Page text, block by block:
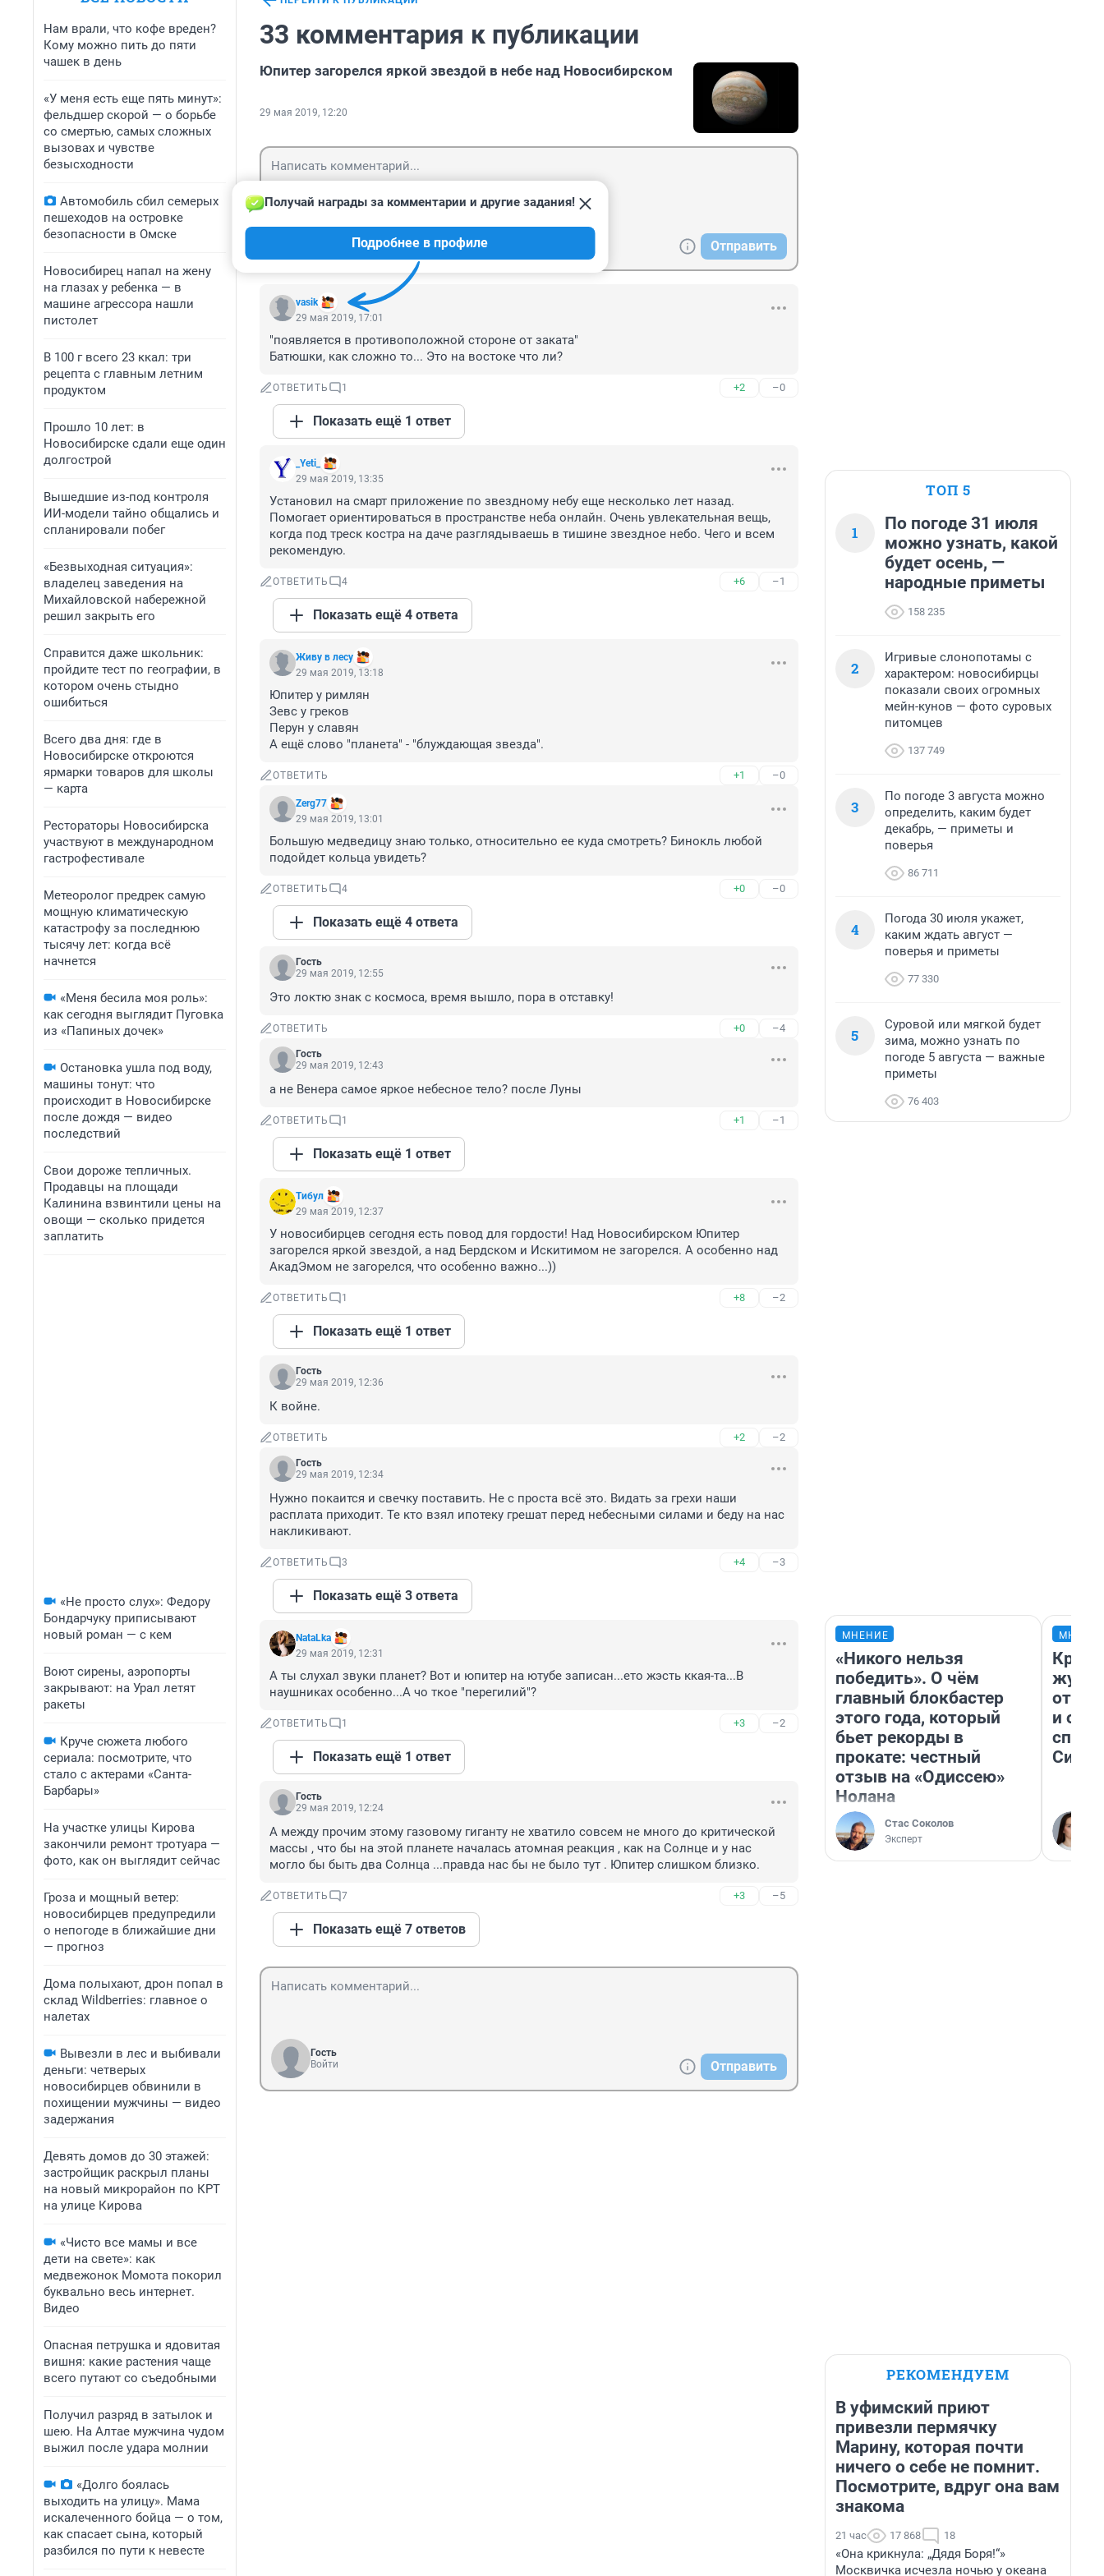
Нам врали, что кофе вреден?
Кому можно пить до пяти
чашек в день
«У меня есть еще пять минут»:
фельдшер скорой — о борьбе
со смертью, самых сложных
вызовах и чувстве
безысходности
Автомобиль сбил семерых
пешеходов на островке
безопасности в Омске
Новосибирец напал на жену
на глазах у ребенка — в
машине агрессора нашли
пистолет
В 100 г всего 23 ккал: три
рецепта с главным летним
продуктом
Прошло 10 лет: в
Новосибирске сдали еще один
долгострой
Вышедшие из-под контроля
ИИ-модели тайно общались и
спланировали побег
«Безвыходная ситуация»:
владелец заведения на
Михайловской набережной
решил закрыть его
Справится даже школьник:
пройдите тест по географии, в
котором очень стыдно
ошибиться
Всего два дня: где в
Новосибирске откроются
ярмарки товаров для школы
— карта
Рестораторы Новосибирска
участвуют в международном
гастрофестивале
Метеоролог предрек самую
мощную климатическую
катастрофу за последнюю
тысячу лет: когда всё
начнется
«Меня бесила моя роль»:
как сегодня выглядит Пуговка
из «Папиных дочек»
Остановка ушла под воду,
машины тонут: что
происходит в Новосибирске
после дождя — видео
последствий
Свои дороже тепличных.
Продавцы на площади
Калинина взвинтили цены на
овощи — сколько придется
заплатить
«Не просто слух»: Федору
Бондарчуку приписывают
новый роман — с кем
Воют сирены, аэропорты
закрывают: на Урал летят
ракеты
Круче сюжета любого
сериала: посмотрите, что
стало с актерами «Санта-
Барбары»
На участке улицы Кирова
закончили ремонт тротуара —
фото, как он выглядит сейчас
Гроза и мощный ветер:
новосибирцев предупредили
о непогоде в ближайшие дни
— прогноз
Дома полыхают, дрон попал в
склад Wildberries: главное о
налетах
Вывезли в лес и выбивали
деньги: четверых
новосибирцев обвинили в
похищении мужчины — видео
задержания
Девять домов до 30 этажей:
застройщик раскрыл планы
на новый микрорайон по КРТ
на улице Кирова
«Чисто все мамы и все
дети на свете»: как
медвежонок Момота покорил
буквально весь интернет.
Видео
Опасная петрушка и ядовитая
вишня: какие растения чаще
всего путают со съедобными
Получил разряд в затылок и
шею. На Алтае мужчина чудом
выжил после удара молнии
«Долго боялась
выходить на улицу». Мама
искалеченного бойца — о том,
как спасает сына, который
разбился по пути к невесте
33 комментария к публикации
Юпитер загорелся яркой звездой в небе над Новосибирском
29 мая 2019, 12:20
Отправить
vasik
Получай награды за комментарии и другие задания!
Подробнее в профиле
29 мая 2019, 17:01
"появляется в противоположной стороне от заката"
Батюшки, как сложно то... Это на востоке что ли?
ОТВЕТИТЬ 1 +2 –0
Показать ещё 1 ответ
_Yeti_
29 мая 2019, 13:35
Установил на смарт приложение по звездному небу еще несколько лет назад.
Помогает ориентироваться в пространстве неба онлайн. Очень увлекательная вещь,
когда под треск костра на даче разглядываешь в тишине звездное небо. Чего и всем
рекомендую.
ОТВЕТИТЬ 4 +6 –1
Показать ещё 4 ответа
Живу в лесу
29 мая 2019, 13:18
Юпитер у римлян
Зевс у греков
Перун у славян
А ещё слово "планета" - "блуждающая звезда".
ОТВЕТИТЬ +1 –0
Zerg77
29 мая 2019, 13:01
Большую медведицу знаю только, относительно ее куда смотреть? Бинокль любой
подойдет кольца увидеть?
ОТВЕТИТЬ 4 +0 –0
Показать ещё 4 ответа
Гость
29 мая 2019, 12:55
Это локтю знак с космоса, время вышло, пора в отставку!
ОТВЕТИТЬ +0 –4
Гость
29 мая 2019, 12:43
а не Венера самое яркое небесное тело? после Луны
ОТВЕТИТЬ 1 +1 –1
Показать ещё 1 ответ
Tибyл
29 мая 2019, 12:37
У новосибирцев сегодня есть повод для гордости! Над Новосибирском Юпитер
загорелся яркой звездой, а над Бердском и Искитимом не загорелся. А особенно над
АкадЭмом не загорелся, что особенно важно...))
ОТВЕТИТЬ 1 +8 –2
Показать ещё 1 ответ
Гость
29 мая 2019, 12:36
К войне.
ОТВЕТИТЬ +2 –2
Гость
29 мая 2019, 12:34
Нужно покаится и свечку поставить. Не с проста всё это. Видать за грехи наши
расплата приходит. Те кто взял ипотеку грешат перед небесными силами и беду на нас
накликивают.
ОТВЕТИТЬ 3 +4 –3
Показать ещё 3 ответа
NataLka
29 мая 2019, 12:31
А ты слухал звуки планет? Вот и юпитер на ютубе записан...ето жэсть ккая-та...В
наушниках особенно...А чо ткое "перегилий"?
ОТВЕТИТЬ 1 +3 –2
Показать ещё 1 ответ
Гость
29 мая 2019, 12:24
А между прочим этому газовому гиганту не хватило совсем не много до критической
массы , что бы на этой планете началась атомная реакция , как на Солнце и у нас
могло бы быть два Солнца ...правда нас бы не было тут . Юпитер слишком близко.
ОТВЕТИТЬ 7 +3 –5
Показать ещё 7 ответов
Гость
Войти
Отправить
ТОП 5
1
По погоде 31 июля
можно узнать, какой
будет осень, —
народные приметы
158 235
2
Игривые слонопотамы с
характером: новосибирцы
показали своих огромных
мейн-кунов — фото суровых
питомцев
137 749
3
По погоде 3 августа можно
определить, каким будет
декабрь, — приметы и
поверья
86 711
4
Погода 30 июля укажет,
каким ждать август —
поверья и приметы
77 330
5
Суровой или мягкой будет
зима, можно узнать по
погоде 5 августа — важные
приметы
76 403
МНЕНИЕ
«Никого нельзя
победить». О чём
главный блокбастер
этого года, который
бьет рекорды в
прокате: честный
отзыв на «Одиссею»
Нолана
Стас Соколов
Эксперт
и
РЕКОМЕНДУЕМ
В уфимский приют
привезли пермячку
Марину, которая почти
ничего о себе не помнит.
Посмотрите, вдруг она вам
знакома
21 час 17 868 18
«Она крикнула: „Дядя Боря!“»
Москвичка исчезла ночью у океана